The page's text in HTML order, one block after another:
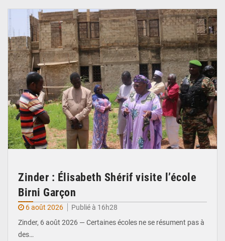
Zinder : Élisabeth Shérif visite l’école
Birni Garçon
6 août 2026
Publié à 16h28
Zinder, 6 août 2026 — Certaines écoles ne se résument pas à
des…